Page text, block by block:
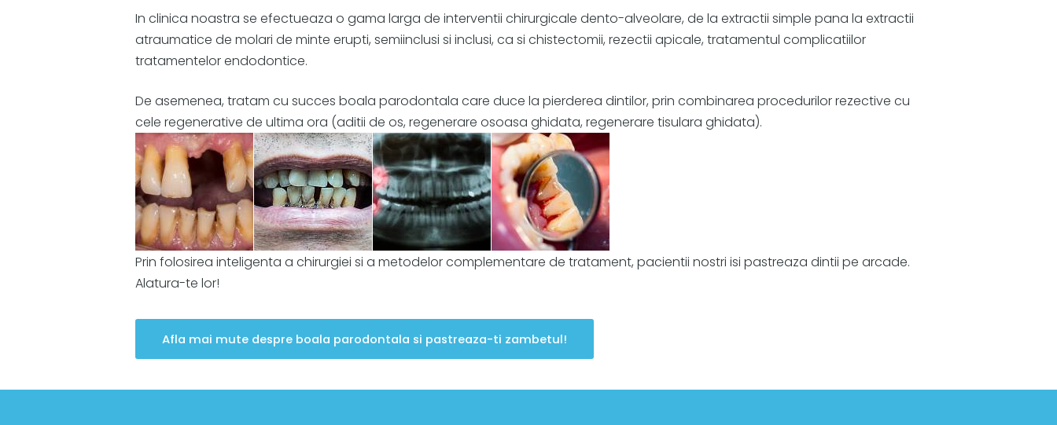
In clinica noastra se efectueaza o gama larga de interventii chirurgicale dento-alveolare, de la extractii simple pana la extractii
atraumatice de molari de minte erupti, semiinclusi si inclusi, ca si chistectomii, rezectii apicale, tratamentul complicatiilor
tratamentelor endodontice.
De asemenea, tratam cu succes boala parodontala care duce la pierderea dintilor, prin combinarea procedurilor rezective cu
cele regenerative de ultima ora (aditii de os, regenerare osoasa ghidata, regenerare tisulara ghidata).
Prin folosirea inteligenta a chirurgiei si a metodelor complementare de tratament, pacientii nostri isi pastreaza dintii pe arcade.
Alatura-te lor!
Afla mai mute despre boala parodontala si pastreaza-ti zambetul!